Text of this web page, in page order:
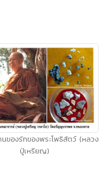
นของรักของพระโพธิสัตว์ (หลวง
ปู่เหรียญ)